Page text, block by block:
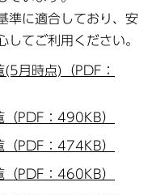
準に適合しており、安
てご利用ください。
月時点)（PDF：
PDF：490KB）
PDF：474KB）
PDF：460KB）